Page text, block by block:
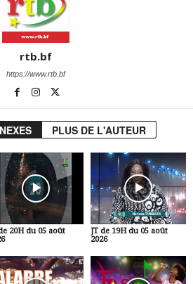
rtb.bf
https://www.rtb.bf
PLUS DE L'AUTEUR
20H du 05 août
JT de 19H du 05 août
2026